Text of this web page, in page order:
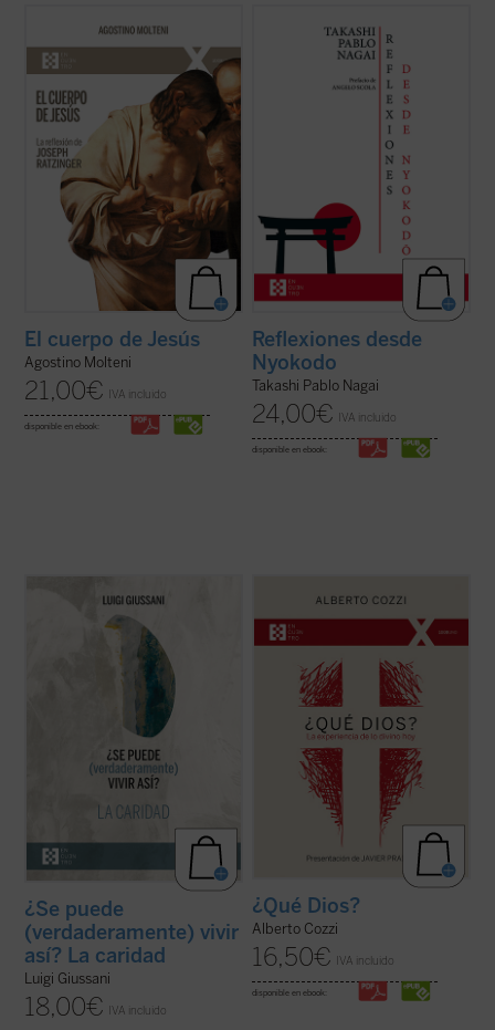
simples como profundas: ¿qué significa
que Jesús tuvo un cuerpo como el nuestro?
¿Cómo pensó Joseph Ratzinger el cuerpo
de Jesús? No como un detalle más de la fe
cristiana, sino como una clave para ...
ficha)
El cuerpo de Jesús
Agostino Molteni
21,00€ IVA incluido
disponible en ebook:
serie de escritos breves, meditaciones y
cartas suyas que conforman una obra
valiosísima para seguir, a través de una
intimidad familiar con él, los pasos de
Takashi hacia el encuentro final con ...
Reflexiones desde
Nyokodo
Takashi Pablo Nagai
24,00€ IVA incluido
disponible en ebook:
este tercer y último volumen dedicado a la
caridad, junto con su condición esencial, el
sacrificio, y su consecuencia práctica, la
(ver ficha)
¿Se puede
(verdaderamente) vivir
así? La caridad
Luigi Giussani
18,00€ IVA incluido
sobre Dios no es meramente un ejercicio
intelectual, sino una apertura, un desafío a
ampliar nuestra comprensión de la
experiencia humana....(ver ficha)
¿Qué Dios?
Alberto Cozzi
16,50€ IVA incluido
disponible en ebook: